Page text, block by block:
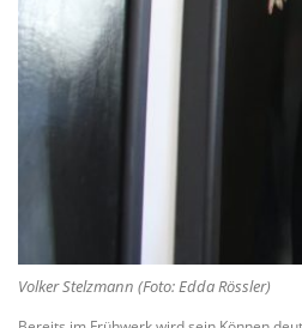
Volker Stelzmann (Foto: Edda Rössler)